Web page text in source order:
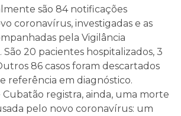
são 84 notificações
coronavírus, investigadas e as
pela Vigilância
São 20 pacientes hospitalizados, 3
86 casos foram descartados
referência em diagnóstico.
registra, ainda, uma morte
pelo novo coronavírus: um